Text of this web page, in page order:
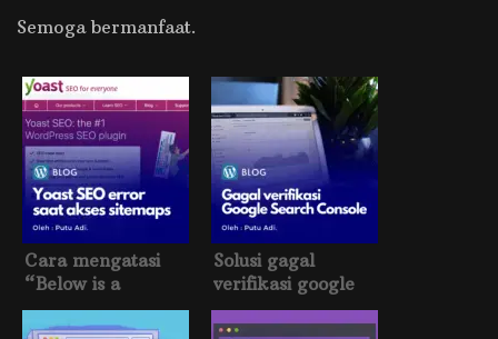
Semoga bermanfaat.
Cara mengatasi
“Below is a
rendering of the
page up to the first
Solusi gagal
verifikasi google
search console